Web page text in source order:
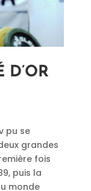
pu se
grandes
fois
puis la
monde